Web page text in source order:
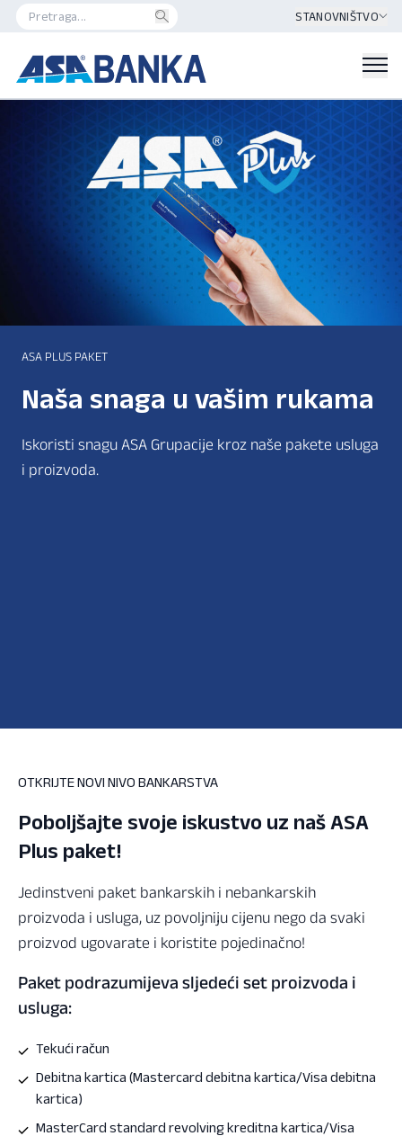
STANOVNIŠTVO
ASA PLUS PAKET
Naša snaga u vašim rukama
Iskoristi snagu ASA Grupacije kroz naše pakete usluga
i proizvoda.
OTKRIJTE NOVI NIVO BANKARSTVA
Poboljšajte svoje iskustvo uz naš ASA
Plus paket!
Jedinstveni paket bankarskih i nebankarskih
proizvoda i usluga, uz povoljniju cijenu nego da svaki
proizvod ugovarate i koristite pojedinačno!
Paket podrazumijeva sljedeći set proizvoda i
usluga:
Tekući račun
Debitna kartica (Mastercard debitna kartica/Visa debitna
kartica)
MasterCard standard revolving kreditna kartica/Visa